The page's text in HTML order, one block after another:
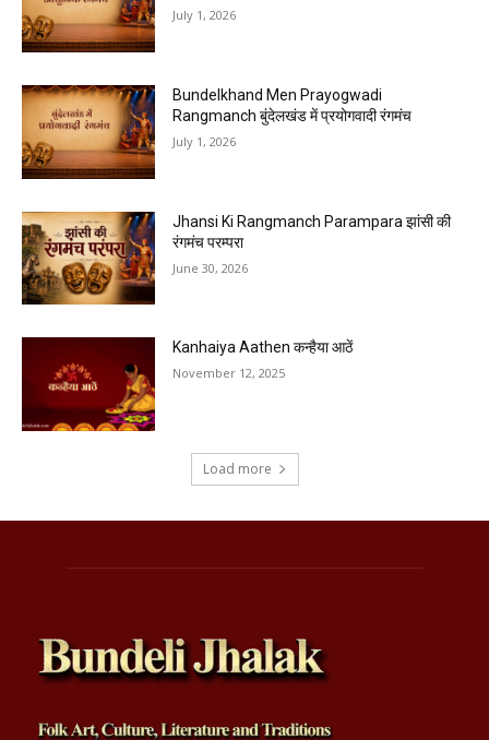
July 1, 2026
Bundelkhand Men Prayogwadi
Rangmanch बुंदेलखंड में प्रयोगवादी रंगमंच
July 1, 2026
Jhansi Ki Rangmanch Parampara झांसी की
रंगमंच परम्परा
June 30, 2026
Kanhaiya Aathen कन्हैया आठें
November 12, 2025
Load more